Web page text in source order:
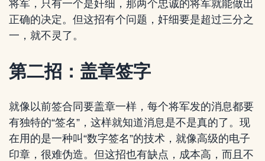
将军，只有一个是奸细，那两个忠诚的将军就能做出
正确的决定。但这招有个问题，奸细要是超过三分之
一，就不灵了。
第二招：盖章签字
就像以前签合同要盖章一样，每个将军发的消息都要
有独特的“签名”，这样就知道消息是不是真的了。现
在用的是一种叫“数字签名”的技术，就像高级的电子
印章，很难伪造。但这招也有缺点，成本高，而且不